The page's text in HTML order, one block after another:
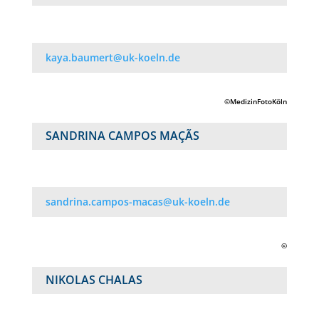
kaya.baumert@uk-koeln.de
©MedizinFotoKöln
SANDRINA CAMPOS MAÇÃS
sandrina.campos-macas@uk-koeln.de
©
NIKOLAS CHALAS